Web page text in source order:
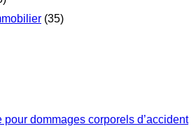
(35)
pour dommages corporels d’accident